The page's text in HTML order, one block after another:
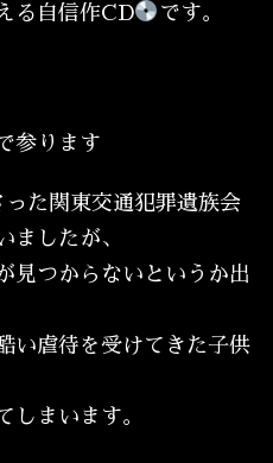
る自信作CD
です。
参ります
た関東交通犯罪遺族会
ましたが、
見つからないというか出
い虐待を受けてきた子供
しまいます。